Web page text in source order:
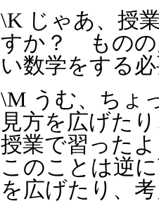
\K じゃあ、授
すか？ ものの
い数学をする
\M うむ、ちょ
見方を広げた
授業で習った
このことは逆
を広げたり、